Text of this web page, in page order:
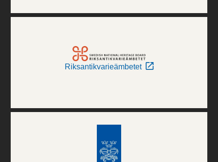
Riksantikvarieämbetet